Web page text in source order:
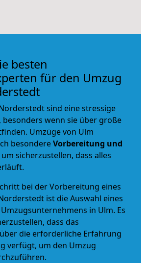
besten
für den Umzug
sind eine stressige
besonders wenn sie über große
Umzüge von Ulm
besondereVorbereitung und
um sicherzustellen, dass alles
bei der Vorbereitung eines
ist die Auswahl eines
Umzugsunternehmens in Ulm. Es
dass das
die erforderliche Erfahrung
verfügt, um den Umzug